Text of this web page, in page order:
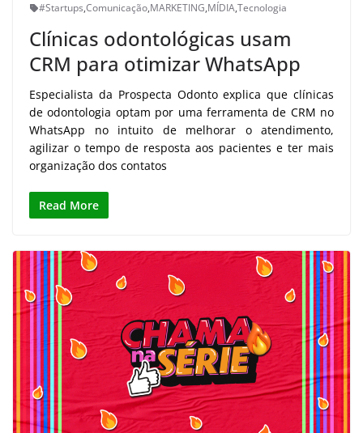
#Startups,Comunicação,MARKETING,MÍDIA,Tecnologia
Clínicas odontológicas usam
CRM para otimizar WhatsApp
Especialista da Prospecta Odonto explica que clínicas
de odontologia optam por uma ferramenta de CRM no
WhatsApp no intuito de melhorar o atendimento,
agilizar o tempo de resposta aos pacientes e ter mais
organização dos contatos
Read More